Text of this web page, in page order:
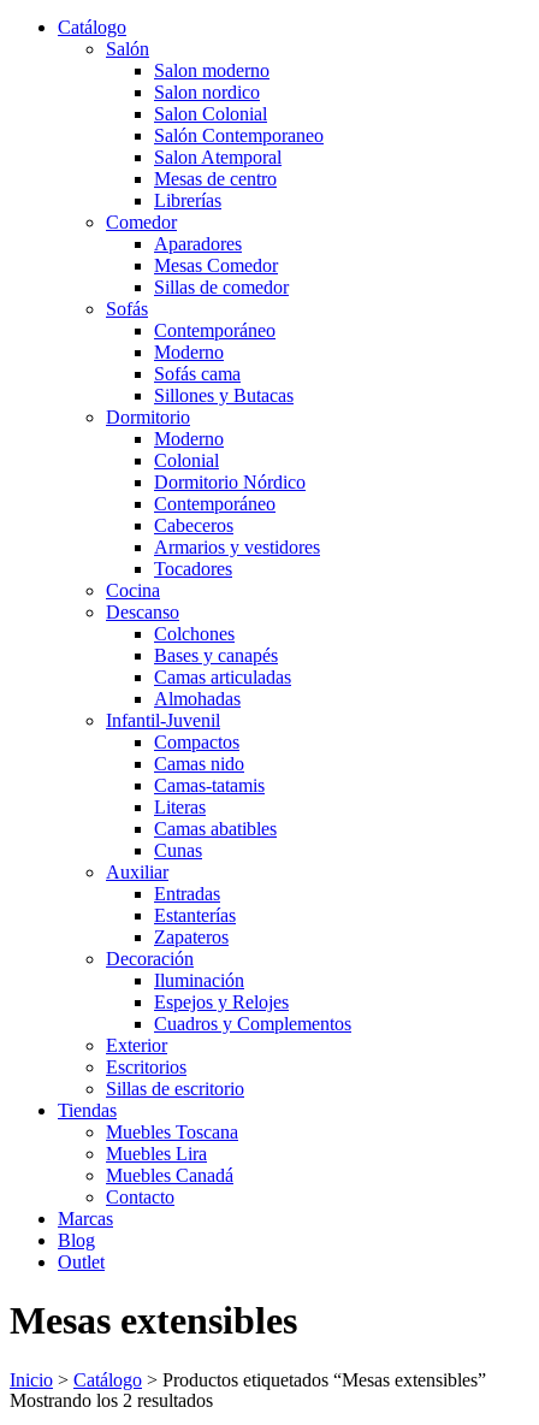
Catálogo
Salón
Salon moderno
Salon nordico
Salon Colonial
Salón Contemporaneo
Salon Atemporal
Mesas de centro
Librerías
Comedor
Aparadores
Mesas Comedor
Sillas de comedor
Sofás
Contemporáneo
Moderno
Sofás cama
Sillones y Butacas
Dormitorio
Moderno
Colonial
Dormitorio Nórdico
Contemporáneo
Cabeceros
Armarios y vestidores
Tocadores
Cocina
Descanso
Colchones
Bases y canapés
Camas articuladas
Almohadas
Infantil-Juvenil
Compactos
Camas nido
Camas-tatamis
Literas
Camas abatibles
Cunas
Auxiliar
Entradas
Estanterías
Zapateros
Decoración
Iluminación
Espejos y Relojes
Cuadros y Complementos
Exterior
Escritorios
Sillas de escritorio
Tiendas
Muebles Toscana
Muebles Lira
Muebles Canadá
Contacto
Marcas
Blog
Outlet
Mesas extensibles
Inicio > Catálogo > Productos etiquetados “Mesas extensibles”
Mostrando los 2 resultadosOrdenado